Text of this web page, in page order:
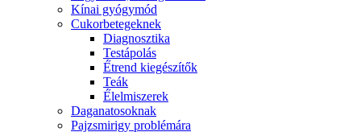
Kínai gyógymód
Cukorbetegeknek
Diagnosztika
Testápolás
É́trend kiegészítők
Teák
É́lelmiszerek
Daganatosoknak
Pajzsmirigy problémára